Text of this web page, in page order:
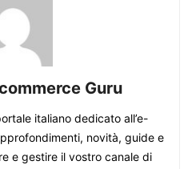
Guru
italiano dedicato all’e-
novità, guide e
e gestire il vostro canale di